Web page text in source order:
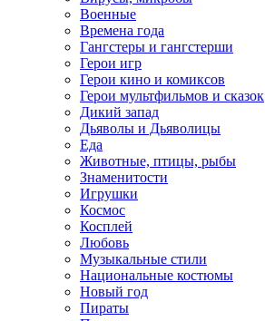
Военные
Времена года
Гангстеры и гангстерши
Герои игр
Герои кино и комиксов
Герои мультфильмов и сказок
Дикий запад
Дьяволы и Дьяволицы
Еда
Животные, птицы, рыбы
Знаменитости
Игрушки
Космос
Косплей
Любовь
Музыкальные стили
Национальные костюмы
Новый год
Пираты